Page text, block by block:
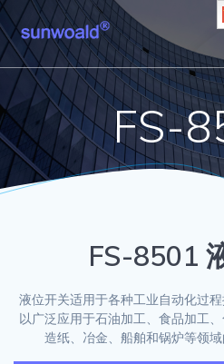
FS-
FS-8501
液位开关适用于各种工业自动化过
以广泛应用于石油加工、食品加工
造纸、冶金、船舶和锅炉等领